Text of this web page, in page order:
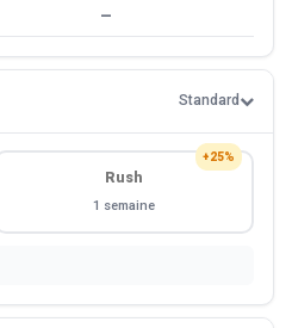
—
Standard
+25%
Rush
1 semaine